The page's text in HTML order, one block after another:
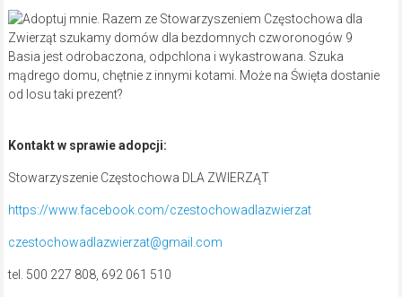
Basia jest odrobaczona, odpchlona i wykastrowana. Szuka
mądrego domu, chętnie z innymi kotami. Może na Święta dostanie
od losu taki prezent?
Kontakt w sprawie adopcji:
Stowarzyszenie Częstochowa DLA ZWIERZĄT
https://www.facebook.com/czestochowadlazwierzat
czestochowadlazwierzat@gmail.com
tel. 500 227 808, 692 061 510